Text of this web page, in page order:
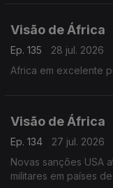
Visão de África
Ep. 135
28 jul. 2026
Africa em excelente
Visão de África
Ep. 134
27 jul. 2026
Novas sanções USA
militares em países